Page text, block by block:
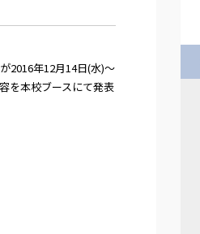
2016年12月14日(水)～
を本校ブースにて発表